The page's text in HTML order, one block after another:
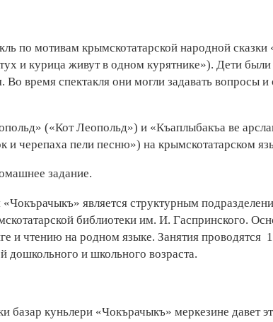
по мотивам крымскотатарской народной
и курица живут в одном курятнике»). Дети были
Во время спектакля они могли задавать вопросы
(«Кот Леопольд») и «Къаплыбакъа ве
черепаха пели песню») на крымскотатарском
задание.
является структурным
библиотеки им. И. Гаспринского.
и чтению на родном языке. Занятия проводятся
дошкольного и школьного возраста.
куньлери «Чокърачыкъ» меркезине давет